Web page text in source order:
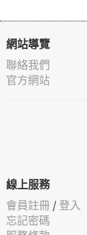
網站導覽
聯絡我們
官方網站
線上服務
會員註冊 / 登入
忘記密碼